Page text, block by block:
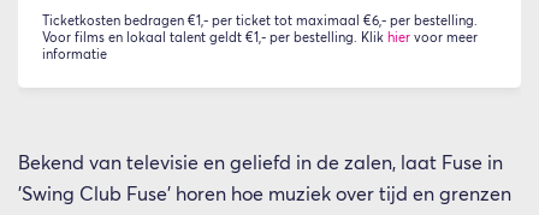
Ticketkosten bedragen €1,- per ticket tot maximaal €6,- per bestelling.
Voor films en lokaal talent geldt €1,- per bestelling. Klik hier voor meer
informatie
Bekend van televisie en geliefd in de zalen, laat Fuse in
'Swing Club Fuse' horen hoe muziek over tijd en grenzen